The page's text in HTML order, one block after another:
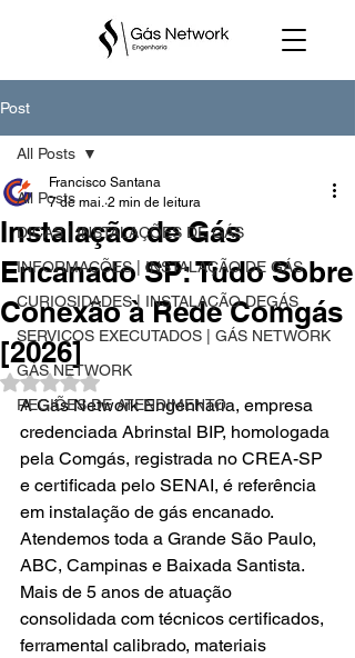
Post
All Posts
DICAS | INSTALAÇÕES DE GÁS
INFORMAÇÕES | INSTALAÇÃO DE GÁS
CURIOSIDADES | INSTALAÇÃO DEGÁS
SERVIÇOS EXECUTADOS | GÁS NETWORK
GÁS NETWORK
REGIÕES DE ATENDIMENTO
All Posts
Instalação de Gás
Encanado SP: Tudo Sobre
Conexão à Rede Comgás
[2026]
Francisco Santana
7 de mai. 2 min de leitura
Avaliado com NaN de 5 estrelas.
A Gás Network Engenharia, empresa
credenciada Abrinstal BIP, homologada
pela Comgás, registrada no CREA-SP
e certificada pelo SENAI, é referência
em instalação de gás encanado.
Atendemos toda a Grande São Paulo,
ABC, Campinas e Baixada Santista.
Mais de 5 anos de atuação
consolidada com técnicos certificados,
ferramental calibrado, materiais